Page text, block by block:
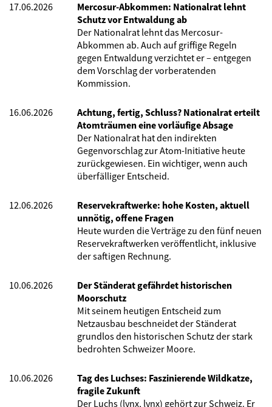
17.06.2026
Mercosur-Abkommen: Nationalrat lehnt
Schutz vor Entwaldung ab
Der Nationalrat lehnt das Mercosur-
Abkommen ab. Auch auf griffige Regeln
gegen Entwaldung verzichtet er – entgegen
dem Vorschlag der vorberatenden
Kommission.
16.06.2026
Achtung, fertig, Schluss? Nationalrat erteilt
Atomträumen eine vorläufige Absage
Der Nationalrat hat den indirekten
Gegenvorschlag zur Atom-Initiative heute
zurückgewiesen. Ein wichtiger, wenn auch
überfälliger Entscheid.
12.06.2026
Reservekraftwerke: hohe Kosten, aktuell
unnötig, offene Fragen
Heute wurden die Verträge zu den fünf neuen
Reservekraftwerken veröffentlicht, inklusive
der saftigen Rechnung.
10.06.2026
Der Ständerat gefährdet historischen
Moorschutz
Mit seinem heutigen Entscheid zum
Netzausbau beschneidet der Ständerat
grundlos den historischen Schutz der stark
bedrohten Schweizer Moore.
10.06.2026
Tag des Luchses: Faszinierende Wildkatze,
fragile Zukunft
Der Luchs (lynx, lynx) gehört zur Schweiz. Er